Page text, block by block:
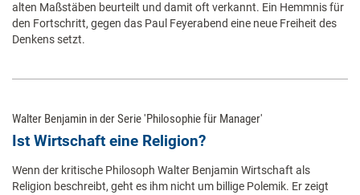
alten Maßstäben beurteilt und damit oft verkannt. Ein Hemmnis für
den Fortschritt, gegen das Paul Feyerabend eine neue Freiheit des
Denkens setzt.
Walter Benjamin in der Serie 'Philosophie für Manager'
Ist Wirtschaft eine Religion?
Wenn der kritische Philosoph Walter Benjamin Wirtschaft als
Religion beschreibt, geht es ihm nicht um billige Polemik. Er zeigt